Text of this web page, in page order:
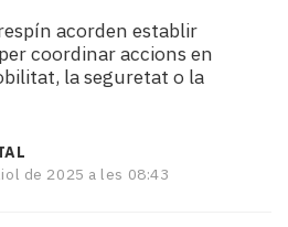
acorden establir
coordinar accions en
la seguretat o la
de 2025 a les 08:43